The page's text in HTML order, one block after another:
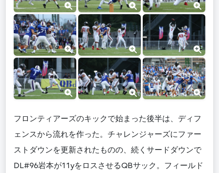
フロンティアーズのキックで始まった後半は、ディフ
ェンスから流れを作った。チャレンジャーズにファー
ストダウンを更新されたものの、続くサードダウンで
DL#96岩本が11yをロスさせるQBサック。フィールド